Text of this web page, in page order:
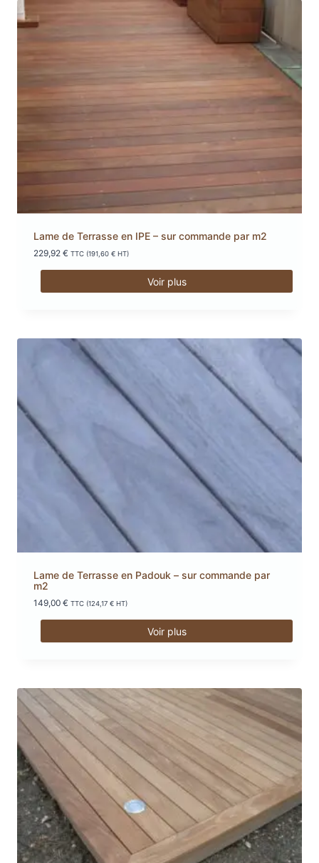
Lame de Terrasse en IPE – sur commande par m2
229,92 € TTC (191,60 € HT)
Voir plus
Lame de Terrasse en Padouk – sur commande par
m2
149,00 € TTC (124,17 € HT)
Voir plus